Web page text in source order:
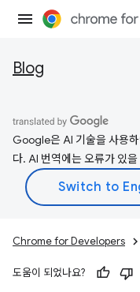
Blog
Google은 AI 기술을 사용
다. AI 번역에는 오류가 있
Chrome for Developers
도움이 되었나요?